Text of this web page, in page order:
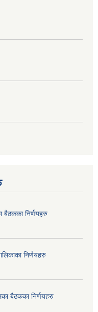
बैठकका निर्णयहरु
निर्णयहरु
बैठकका निर्णयहरु